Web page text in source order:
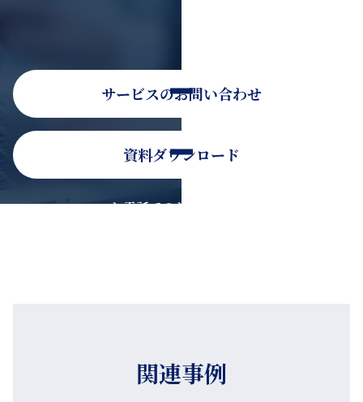
サービスのお問い合わせ
資料ダウンロード
お電話でのお問い合わせ
関連事例